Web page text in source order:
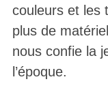
couleurs et les
plus de
nous confie la
l’époque.